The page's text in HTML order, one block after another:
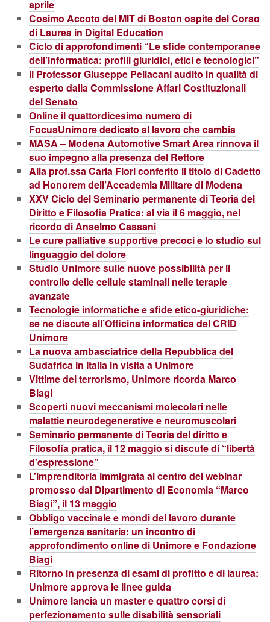
aprile
Cosimo Accoto del MIT di Boston ospite del Corso
di Laurea in Digital Education
Ciclo di approfondimenti “Le sfide contemporanee
dell’informatica: profili giuridici, etici e tecnologici”
Il Professor Giuseppe Pellacani audito in qualità di
esperto dalla Commissione Affari Costituzionali
del Senato
Online il quattordicesimo numero di
FocusUnimore dedicato al lavoro che cambia
MASA – Modena Automotive Smart Area rinnova il
suo impegno alla presenza del Rettore
Alla prof.ssa Carla Fiori conferito il titolo di Cadetto
ad Honorem dell’Accademia Militare di Modena
XXV Ciclo del Seminario permanente di Teoria del
Diritto e Filosofia Pratica: al via il 6 maggio, nel
ricordo di Anselmo Cassani
Le cure palliative supportive precoci e lo studio sul
linguaggio del dolore
Studio Unimore sulle nuove possibilità per il
controllo delle cellule staminali nelle terapie
avanzate
Tecnologie informatiche e sfide etico-giuridiche:
se ne discute all’Officina informatica del CRID
Unimore
La nuova ambasciatrice della Repubblica del
Sudafrica in Italia in visita a Unimore
Vittime del terrorismo, Unimore ricorda Marco
Biagi
Scoperti nuovi meccanismi molecolari nelle
malattie neurodegenerative e neuromuscolari
Seminario permanente di Teoria del diritto e
Filosofia pratica, il 12 maggio si discute di “libertà
d’espressione”
L’imprenditoria immigrata al centro del webinar
promosso dal Dipartimento di Economia “Marco
Biagi”, il 13 maggio
Obbligo vaccinale e mondi del lavoro durante
l’emergenza sanitaria: un incontro di
approfondimento online di Unimore e Fondazione
Biagi
Ritorno in presenza di esami di profitto e di laurea:
Unimore approva le linee guida
Unimore lancia un master e quattro corsi di
perfezionamento sulle disabilità sensoriali